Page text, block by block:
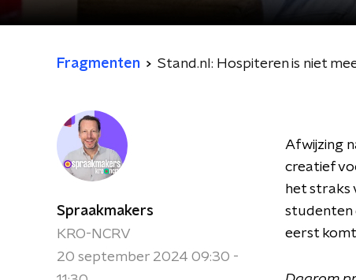
Fragmenten Stand.nl: Hospiteren is niet
Spraakmakers
KRO-NCRV
20 september 2024 09:30 -
Afwijzing
creatief
het straks
studenten
eerst